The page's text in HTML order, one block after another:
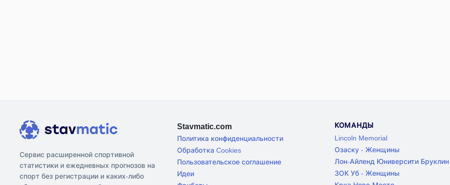
Сервис расширенной спортивной
статистики и ежедневных прогнозов на
спорт без регистрации и каких-либо
Stavmatic.com
Политика конфиденциальности
Обработка Cookies
Пользовательское соглашение
Идеи
КОМАНДЫ
Lincoln Memorial
Озаску - Женщины
Лон-Айленд Юниверсити Бруклин
ЗОК Уб - Женщины